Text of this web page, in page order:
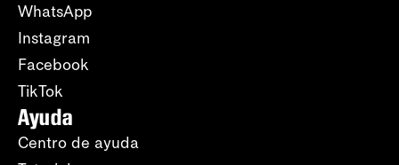
WhatsApp
Instagram
Facebook
TikTok
Ayuda
Centro de ayuda